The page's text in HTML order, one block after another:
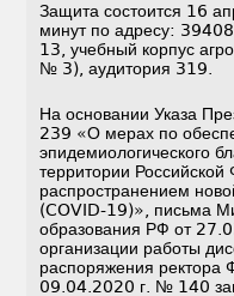
Защита состоится 16
минут по адресу:
13, учебный корпус
№ 3), аудитория 319.
На основании Указа
239 «О мерах по
эпидемиологического
территории
распространением
(COVID-19)», письма
образования РФ от
организации работы
распоряжения
09.04.2020 г. № 140